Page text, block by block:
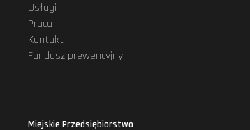
Usługi
Praca
Kontakt
Fundusz prewencyjny
Miejskie Przedsiębiorstwo